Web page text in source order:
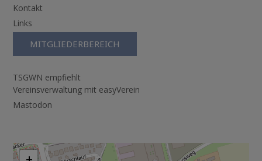
Kontakt
Links
MITGLIEDERBEREICH
TSGWN empfiehlt
Vereinsverwaltung mit easyVerein
Mastodon